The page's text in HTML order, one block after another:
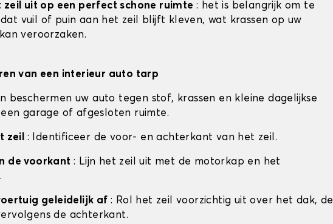
zeil uit op een perfect schone ruimte : het is belangrijk om te
vuil of puin aan het zeil blijft kleven, wat krassen op uw
veroorzaken.
van een interieur auto tarp
beschermen uw auto tegen stof, krassen en kleine dagelijkse
een garage of afgesloten ruimte.
zeil : Identificeer de voor- en achterkant van het zeil.
de voorkant : Lijn het zeil uit met de motorkap en het
geleidelijk af : Rol het zeil voorzichtig uit over het dak, de
de achterkant.